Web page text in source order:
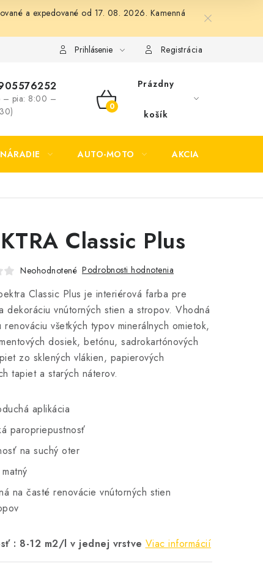
a expedované od 17. 08. 2026. Kamenná
Formulár na odstúpenie od zmluvy Formulár na reklamáciu
Prihlásenie Registrácia
– pia: 8:00 –
NÁKUPNÝ
Prázdny
košík
NÁRADIE AUTO-MOTO AKCIA
Classic Plus
Neohodnotené Podrobnosti hodnotenia
Classic Plus je interiérová farba pre
dekoráciu vnútorných stien a stropov. Vhodná
renováciu všetkých typov minerálnych omietok,
dosiek, betónu, sadrokartónových
zo sklených vlákien, papierových
tapiet a starých náterov.
aplikácia
paropriepustnosť
na suchý oter
na časté renovácie vnútorných stien
: 8-12 m2/l v jednej vrstve Viac informácií